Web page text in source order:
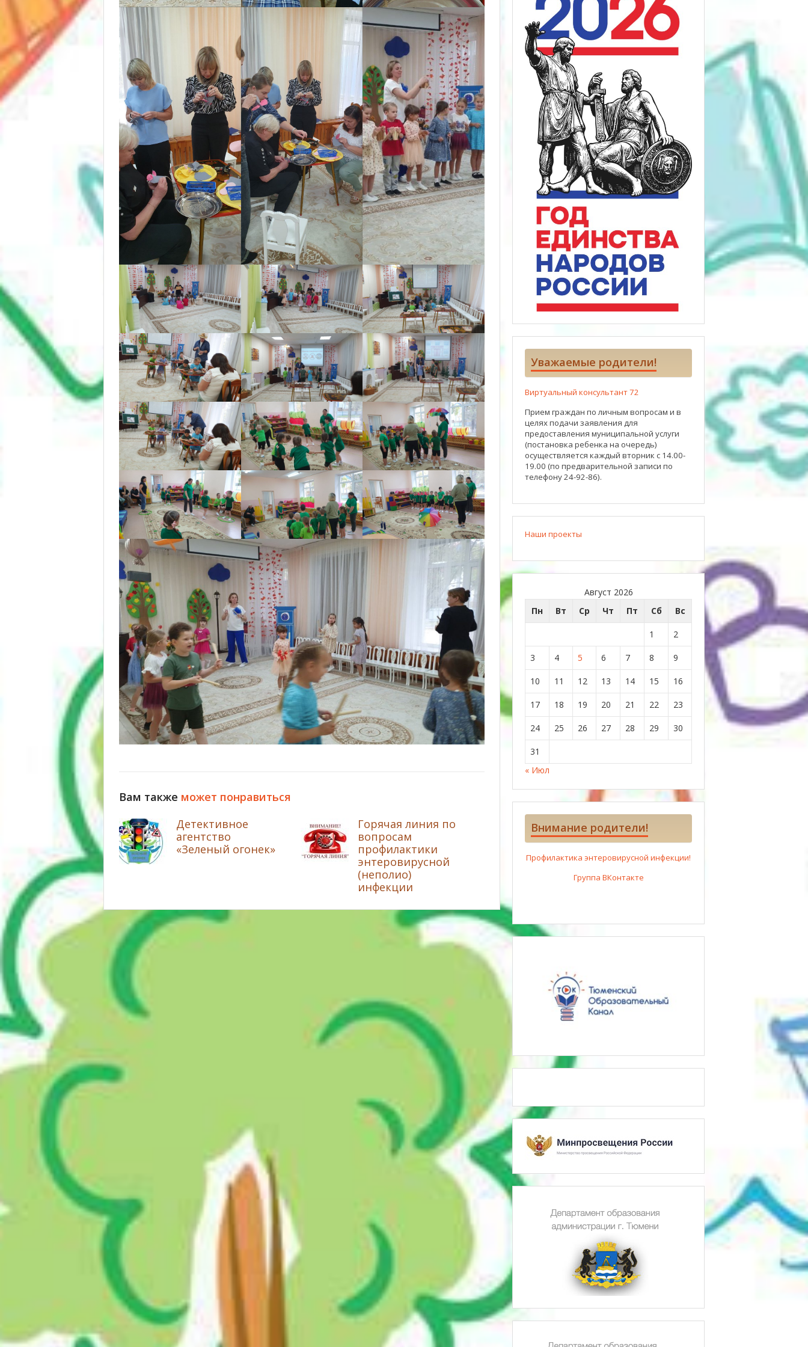
Вам также может понравиться
Детективное
агентство
«Зеленый огонек»
Горячая линия по
вопросам
профилактики
энтеровирусной
(неполио)
инфекции
Уважаемые родители!
Виртуальный консультант 72
Прием граждан по личным вопросам и в
целях подачи заявления для
предоставления муниципальной услуги
(постановка ребенка на очередь)
осуществляется каждый вторник с 14.00-
19.00 (по предварительной записи по
телефону 24-92-86).
Наши проекты
Август 2026
Пн
Вт Ср Чт Пт Сб Вс
1 2
3 4 5 6 7 8 9
10 11 12 13 14 15 16
17 18 19 20 21 22 23
24 25 26 27 28 29 30
31
« Июл
Внимание родители!
Профилактика энтеровирусной инфекции!
Группа ВКонтакте